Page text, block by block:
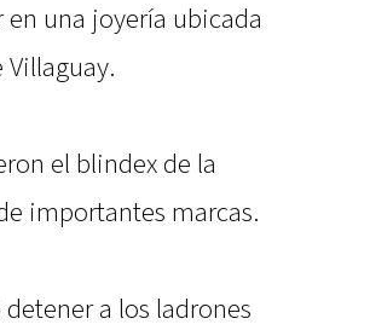
una joyería ubicada
el blindex de la
importantes marcas.
a los ladrones